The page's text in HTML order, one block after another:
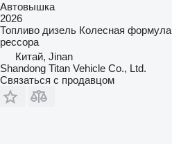
Автовышка
2026
Топливо дизель Колесная формула
рессора
Китай, Jinan
Shandong Titan Vehicle Co., Ltd.
Связаться с продавцом